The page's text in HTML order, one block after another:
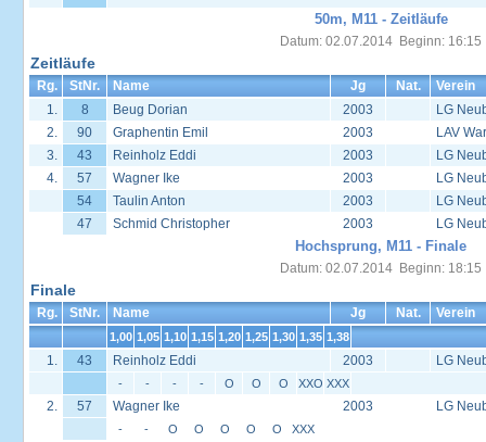
50m, M11 - Zeitläufe
Datum: 02.07.2014 Beginn: 16:15
Zeitläufe
Rg. StNr. Name Jg Nat.
Verein
1.
8 Beug Dorian 2003
LG
2.
90 Graphentin Emil 2003
LAV
3.
43 Reinholz Eddi 2003
LG
4.
57 Wagner Ike 2003
LG
54
Taulin Anton 2003
LG
47
Schmid Christopher 2003 LG
Hochsprung, M11 - Finale
Datum: 02.07.2014 Beginn: 18:15
Finale
Rg. StNr. Name Jg Nat. Verein
1,00 1,05 1,10 1,15 1,20 1,25 1,30 1,35 1,38
1. 43 Reinholz Eddi 2003 LG
- - - - O O O XXO XXX
2. 57 Wagner Ike 2003 LG
- - O O O O O XXX